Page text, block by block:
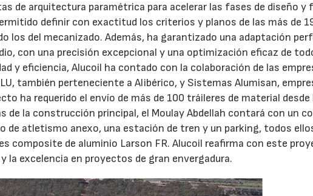
de arquitectura paramétrica para acelerar las fases de diseño y
definir con exactitud los criterios y planos de las más de
los del mecanizado. Además, ha garantizado una adaptación
con una precisión excepcional y una optimización eficaz de
y eficiencia, Alucoil ha contado con la colaboración de las
también perteneciente a Alibérico, y Sistemas Alumisan,
ha requerido el envío de más de 100 tráileres de material desde
de la construcción principal, el Moulay Abdellah contará con un
de atletismo anexo, una estación de tren y un parking, todos
composite de aluminio Larson FR. Alucoil reafirma con este
la excelencia en proyectos de gran envergadura.